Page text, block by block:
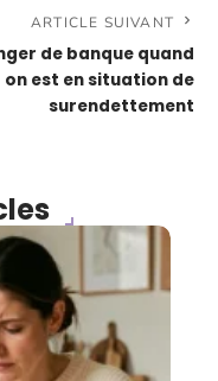
ARTICLE SUIVANT
de banque quand
on est en situation de
surendettement